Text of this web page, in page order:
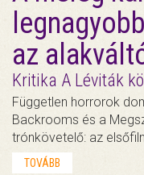
az
Kritika A Léviták
Független horrorok
Backrooms és a
trónkövetelő: az
TOVÁBB